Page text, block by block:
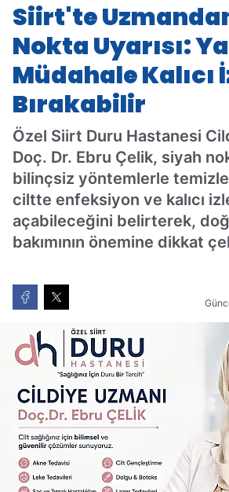
Bırakabilir
Siirt'te
Nokta Uyarısı:
Müdahale Kalıcı
Bırakabilir
Özel Siirt Duru Hastanesi
Doç. Dr. Ebru Çelik, siyah
bilinçsiz yöntemlerle
ciltte enfeksiyon ve kalıcı
açabileceğini belirterek,
bakımının önemine dikkat